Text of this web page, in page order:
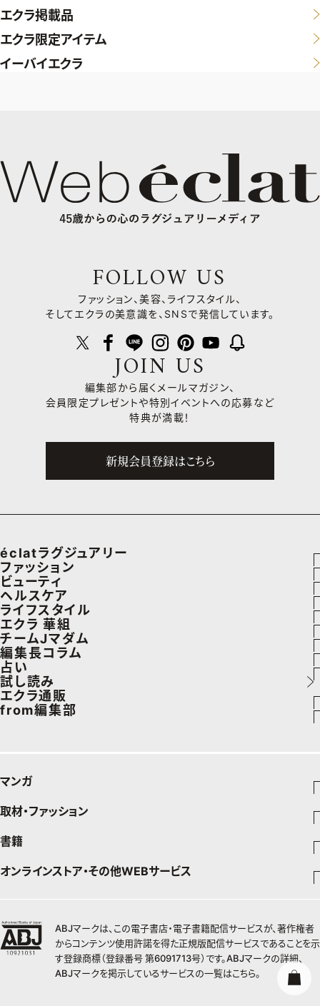
エクラ掲載品
エクラ限定アイテム
イーバイエクラ
FOLLOW US
ファッション、美容、ライフスタイル、
そしてエクラの美意識を、SNSで発信しています。
JOIN US
編集部から届くメールマガジン、
会員限定プレゼントや特別イベントへの応募など
特典が満載！
新規会員登録はこちら
éclatラグジュアリー
ラグジュアリーTOPICS
NEOエグゼスタイル
ファッション
ファッションTOPICS
8月の毎日コーデ
50代なに着てる？
ファッション特集
ビューティ
ヘアスタイル・ヘアケア
エイジングケア
メイク
50代ベストコスメ
ヘルスケア
ヘルスケアTOPICS
更年期
ストレッチ・エクササイズ
ダイエット
ライフスタイル
車・家電
ゴルフ
住まい
旅行＆グルメ
エクラ 華組
エクラ 華組メンバー一覧
エクラ 華組ランキング
チームJマダム
ファッション
ビューティ
旅行
インテリア
料理
チームJマダムメンバー一覧
チームJマダム特集
編集長コラム
あら、素敵☆ 手帖
占い
イヴルルド遙華の12星座占い
スペシャル占い
試し読み
エクラ通販
デジタルカタログ
from編集部
マンガ
少年マンガ
Vジャンプ
少年ジャンプ+
ジャンプTOON
ZEBRACK
青年マンガ
少年ジャンプ+
S-MANGA
集英社ジャンプリミックス
集英社コミック文庫
少女マンガ
ZEBRACK
S-MANGA
集英社コミック文庫
ジャンプTOON
ZEBRACK
S-MANGA
取材・ファッション
ファッション・美容
Seventeen
MAQUIA
SPUR
芸能・情報・スポーツ
週プレNEWS
週プレ グラジャパ!
Sportiva
書籍
文芸・文庫・総合
集英社 文芸ステーション
web 集英社文庫
1日5分で、明日は変わる よみタイ yomitai
集英社学芸部 - 学芸・ノンフィクション
集英社ビジネス書
ライトノベル・ノベライズ
集英社オレンジ文庫
JUMP j-BOOKS
オンラインストア・その他WEBサービス
OTO
SHUEISHA MANGA-ART HERITAGE
ジャンプキャラクターズストア
その他WEBサービス
集英社アドナビ
集英社エディターズ・ラボ
ABJマークは、この電子書店・電子書籍配信サービスが、著作権者
からコンテンツ使用許諾を得た正規版配信サービスであることを示
す登録商標（登録番号 第6091713号）です。ABJマークの詳細、
ABJマークを掲示しているサービスの一覧はこちら。